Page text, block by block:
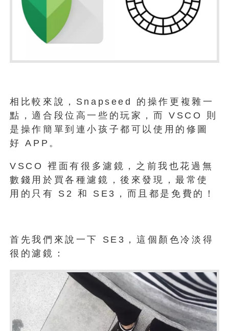
相比較來說，Snapseed 的操作更複雜一
點，適合段位高一些的玩家，而 VSCO 則
是操作簡單到連小孩子都可以使用的修圖
好 APP。
VSCO 裡面有很多濾鏡，之前我也花過無
數錢用於買各種濾鏡，後來發現，最常使
用的只有 S2 和 SE3，而且都是免費的！
首先我們來說一下 SE3，這個顏色冷淡得
很的濾鏡：